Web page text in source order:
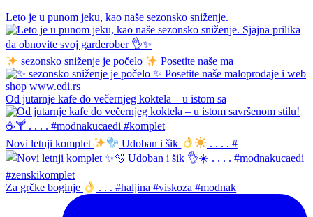
Leto je u punom jeku, kao naše sezonsko sniženje.
sezonsko sniženje je počelo Posetite naše ma
Od jutarnje kafe do večernjeg koktela – u istom sa
Novi letnji komplet Udoban i šik . . . . #
Za grčke boginje . . . #haljina #viskoza #modnak